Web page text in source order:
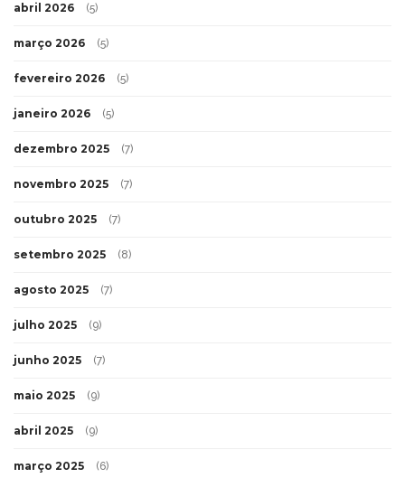
abril 2026 (5)
março 2026 (5)
fevereiro 2026 (5)
janeiro 2026 (5)
dezembro 2025 (7)
novembro 2025 (7)
outubro 2025 (7)
setembro 2025 (8)
agosto 2025 (7)
julho 2025 (9)
junho 2025 (7)
maio 2025 (9)
abril 2025 (9)
março 2025 (6)